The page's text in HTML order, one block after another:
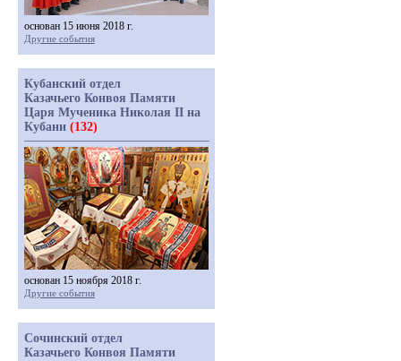
основан 15 июня 2018 г.
Другие события
Кубанский отдел
Казачьего Конвоя Памяти
Царя Мученика Николая II на
Кубани (132)
основан 15 ноября 2018 г.
Другие события
Сочинский отдел
Казачьего Конвоя Памяти